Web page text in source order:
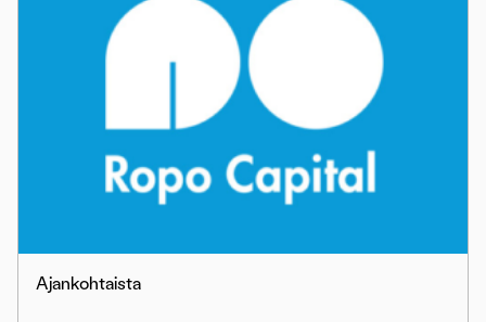
Ajankohtaista